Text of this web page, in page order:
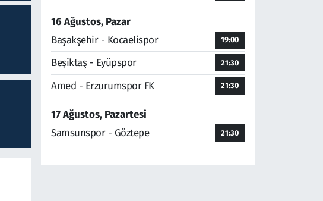
16 Ağustos, Pazar
Başakşehir - Kocaelispor
19:00
Beşiktaş - Eyüpspor 21:30
Amed - Erzurumspor FK 21:30
17 Ağustos, Pazartesi
Samsunspor - Göztepe
21:30